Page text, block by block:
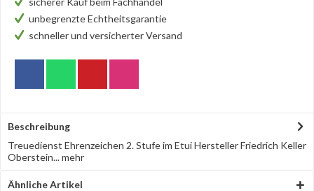
unbegrenzte Echtheitsgarantie
schneller und versicherter Versand
Beschreibung
Treuedienst Ehrenzeichen 2. Stufe im Etui Hersteller Friedrich Keller
Oberstein...mehr
Ähnliche Artikel